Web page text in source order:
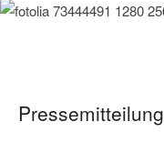
Pressemitteilung